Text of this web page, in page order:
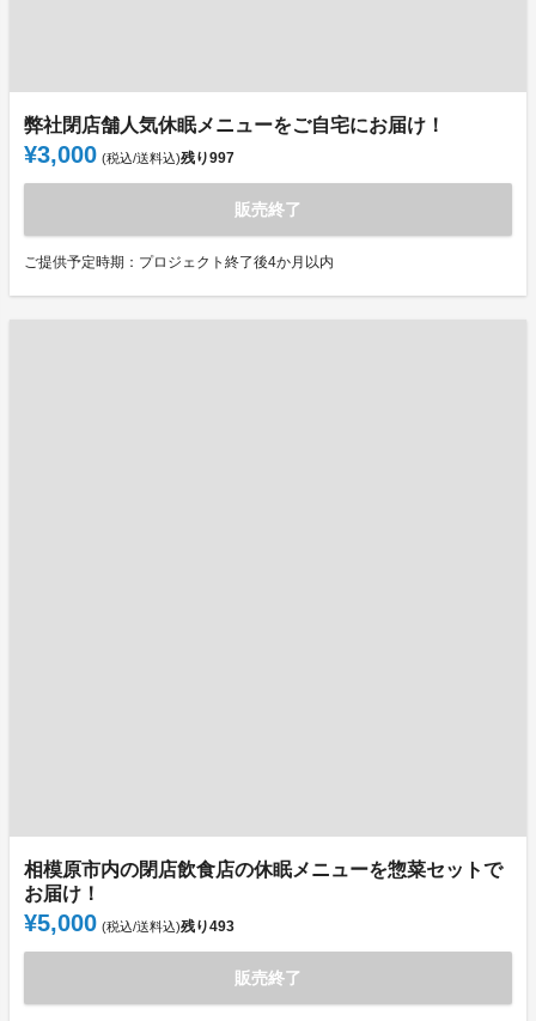
弊社閉店舗人気休眠メニューをご自宅にお届け！
¥3,000 (税込/送料込)残り997
販売終了
ご提供予定時期：プロジェクト終了後4か月以内
相模原市内の閉店飲食店の休眠メニューを惣菜セットで
お届け！
¥5,000 (税込/送料込)残り493
販売終了